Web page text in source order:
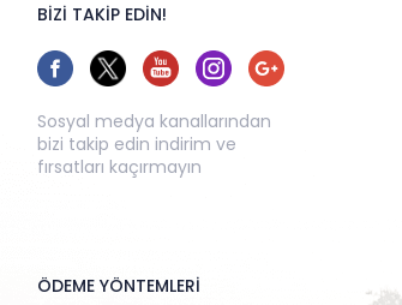
BİZİ TAKİP EDİN!
Sosyal medya kanallarından
bizi takip edin indirim ve
fırsatları kaçırmayın
ÖDEME YÖNTEMLERİ